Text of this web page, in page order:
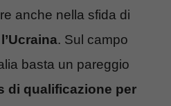
anche nella sfida di
l’Ucraina. Sul campo
basta un pareggio
di qualificazione per